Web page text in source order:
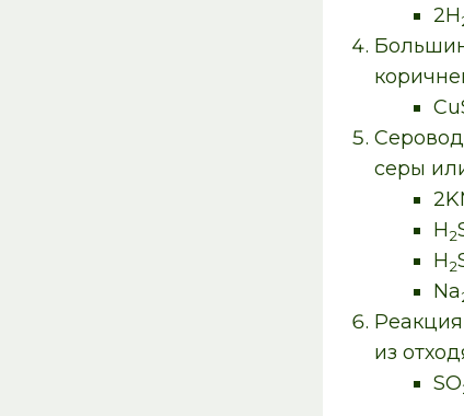
2H
серы
H2
H2
Na
из
SO